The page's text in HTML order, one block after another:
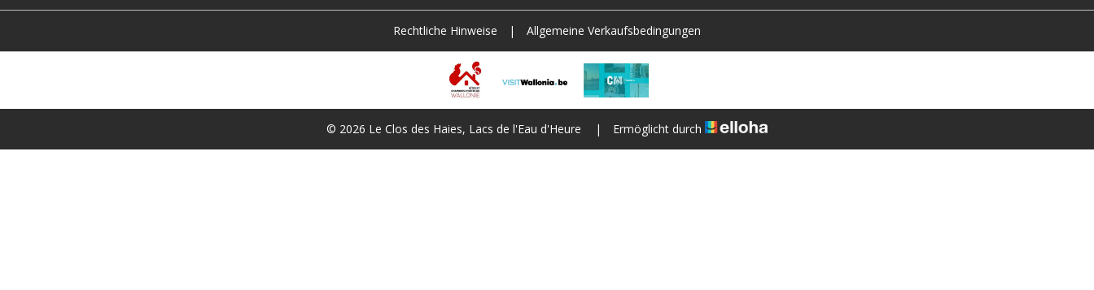
Rechtliche Hinweise | Allgemeine Verkaufsbedingungen
© 2026 Le Clos des Haies, Lacs de l'Eau d'Heure | Ermöglicht durch